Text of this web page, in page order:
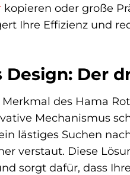
kopieren oder große
Ihre Effizienz und
Der
Merkmal des Hama
Mechanismus
lästiges Suchen
verstaut. Diese
sorgt dafür, dass